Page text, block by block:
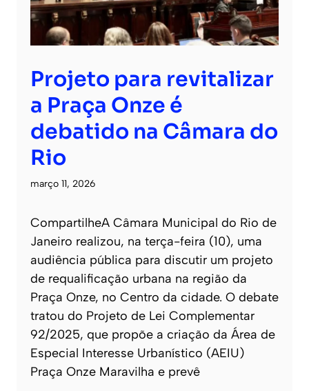
Projeto para revitalizar
a Praça Onze é
debatido na Câmara do
Rio
março 11, 2026
CompartilheA Câmara Municipal do Rio de
Janeiro realizou, na terça-feira (10), uma
audiência pública para discutir um projeto
de requalificação urbana na região da
Praça Onze, no Centro da cidade. O debate
tratou do Projeto de Lei Complementar
92/2025, que propõe a criação da Área de
Especial Interesse Urbanístico (AEIU)
Praça Onze Maravilha e prevê